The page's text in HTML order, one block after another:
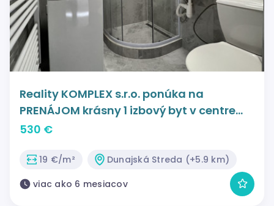
Reality KOMPLEX s.r.o. ponúka na
PRENÁJOM krásny 1 izbový byt v centre
Dunajskej Stredy!
530 €
19 €/m²
Dunajská Streda (+5.9 km)
viac ako 6 mesiacov